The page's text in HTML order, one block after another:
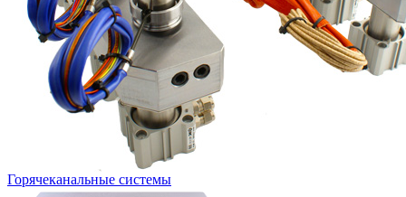
Горячеканальные системы